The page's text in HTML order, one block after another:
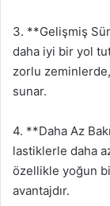
3. **Gelişmiş
daha iyi bir yol
zorlu
sunar.
4. **Daha Az
lastiklerle daha
özellikle yoğun
avantajdır.